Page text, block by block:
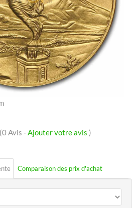
0.0
(0Avis -Ajouter votre avis )
Comparaison des prix d'achat